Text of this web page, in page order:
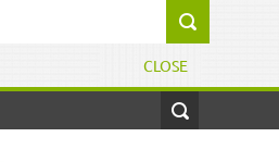
CLOSE